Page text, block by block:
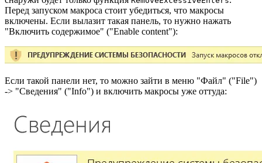
Перед запуском макроса стоит убедиться, что макросы
включены. Если вылазит такая панель, то нужно нажать
"Включить содержимое" ("Enable content"):
Если такой панели нет, то можно зайти в меню "Файл" ("File")
-> "Сведения" ("Info") и включить макросы уже оттуда: